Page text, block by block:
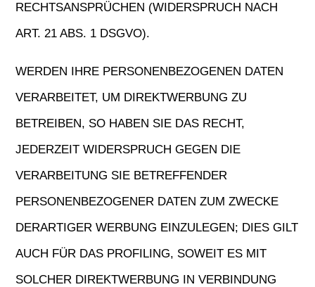
RECHTSANSPRÜCHEN (WIDERSPRUCH NACH
ART. 21 ABS. 1 DSGVO).
WERDEN IHRE PERSONENBEZOGENEN DATEN
VERARBEITET, UM DIREKTWERBUNG ZU
BETREIBEN, SO HABEN SIE DAS RECHT,
JEDERZEIT WIDERSPRUCH GEGEN DIE
VERARBEITUNG SIE BETREFFENDER
PERSONENBEZOGENER DATEN ZUM ZWECKE
DERARTIGER WERBUNG EINZULEGEN; DIES GILT
AUCH FÜR DAS PROFILING, SOWEIT ES MIT
SOLCHER DIREKTWERBUNG IN VERBINDUNG